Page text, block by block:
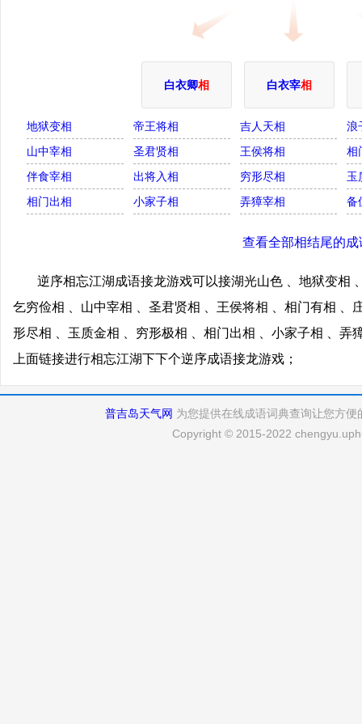
白衣卿相 白衣宰相
地狱变相 帝王将相 吉人天相
浪
山中宰相
圣君贤相 王侯将相
相
伴食宰相
出将入相 穷形尽相
玉
相门出相
小家子相 弄獐宰相 备
查看全部相结尾的成
逆序相忘江湖成语接龙游戏可以接湖光山色 、地狱变相
乞穷俭相 、山中宰相 、圣君贤相 、王侯将相 、相门有相 、
形尽相 、玉质金相 、穷形极相 、相门出相 、小家子相 、弄
上面链接进行相忘江湖下下个逆序成语接龙游戏；
普吉岛天气网 为您提供在线成语词典查询让您方
Copyright © 2015-2022